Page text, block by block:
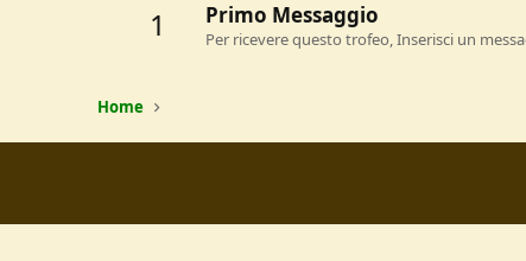
1 Primo Messaggio
Per ricevere questo trofeo, Inserisci un
Home